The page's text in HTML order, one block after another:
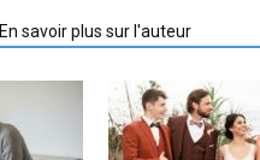
En savoir plus sur l'auteur